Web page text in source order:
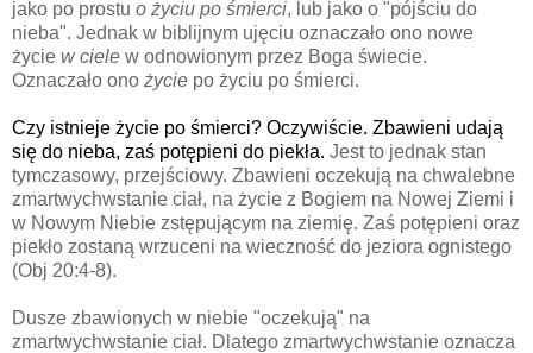
jako po prostu o życiu po śmierci, lub jako o "pójściu do
nieba". Jednak w biblijnym ujęciu oznaczało ono nowe
życie w ciele w odnowionym przez Boga świecie.
Oznaczało ono życie po życiu po śmierci.
Czy istnieje życie po śmierci? Oczywiście. Zbawieni udają
się do nieba, zaś potępieni do piekła. Jest to jednak stan
tymczasowy, przejściowy. Zbawieni oczekują na chwalebne
zmartwychwstanie ciał, na życie z Bogiem na Nowej Ziemi i
w Nowym Niebie zstępującym na ziemię. Zaś potępieni oraz
piekło zostaną wrzuceni na wieczność do jeziora ognistego
(Obj 20:4-8).
Dusze zbawionych w niebie "oczekują" na
zmartwychwstanie ciał. Dlatego zmartwychwstanie oznacza